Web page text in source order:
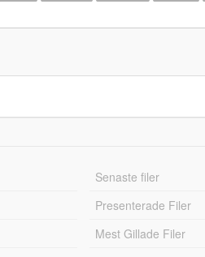
Senaste filer
Presenterade Filer
Mest Gillade Filer